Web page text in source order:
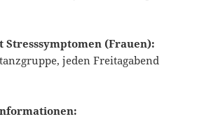
Stresssymptomen (Frauen):
jeden Freitagabend